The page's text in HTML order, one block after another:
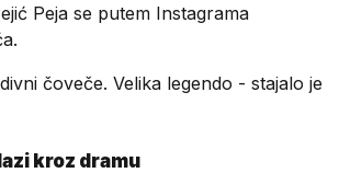
Peja se putem Instagrama
čoveče. Velika legendo - stajalo je
kroz dramu